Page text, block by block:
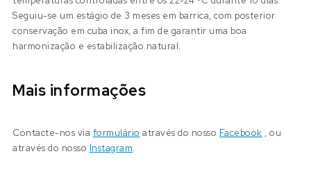
Seguiu-se um estágio de 3 meses em barrica, com posterior
conservação em cuba inox, a fim de garantir uma boa
harmonização e estabilização natural.
Mais informações
Contacte-nos via formulário através do nosso Facebook , ou
através do nosso Instagram.